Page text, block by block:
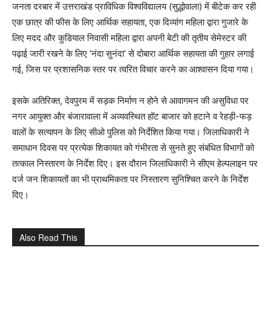
जनता दरबार में उत्तराखंड प्राविधिक विश्वविद्यालय (सुद्धोवाला) में बीटेक कर रही
एक छात्र की फीस के लिए आर्थिक सहायता, एक दिव्यांग महिला द्वारा गुजारे के
लिए मदद और कुडियाल निवासी महिला द्वारा अपनी बेटी की तृतीय सेमेस्टर की
पढ़ाई जारी रखने के लिए ‘नंदा सुनंदा’ से दोबारा आर्थिक सहायता की गुहार लगाई
गई, जिस पर प्रशासनिक स्तर पर त्वरित विचार करने का आश्वासन दिया गया।
इसके अतिरिक्त, देवपुरम में सड़क निर्माण न होने से आवागमन की असुविधा पर
नगर आयुक्त और बंजारावाला में अव्यवस्थित हॉट बाजार को हटाने व रेहड़ी-फड़
वालों के सत्यापन के लिए सीओ पुलिस को निर्देशित किया गया। जिलाधिकारी ने
समाधान दिवस पर प्रत्येक शिकायत को गंभीरता से सुनते हुए संबंधित विभागों को
तत्काल निस्तारण के निर्देश दिए। इस दौरान जिलाधिकारी ने सीएम हेल्पलाइन पर
दर्ज जन शिकायतों का भी प्राथमिकता पर निस्तारण सुनिश्चित करने के निर्देश
दिए।
Also Read This